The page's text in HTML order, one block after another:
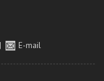
E-mail